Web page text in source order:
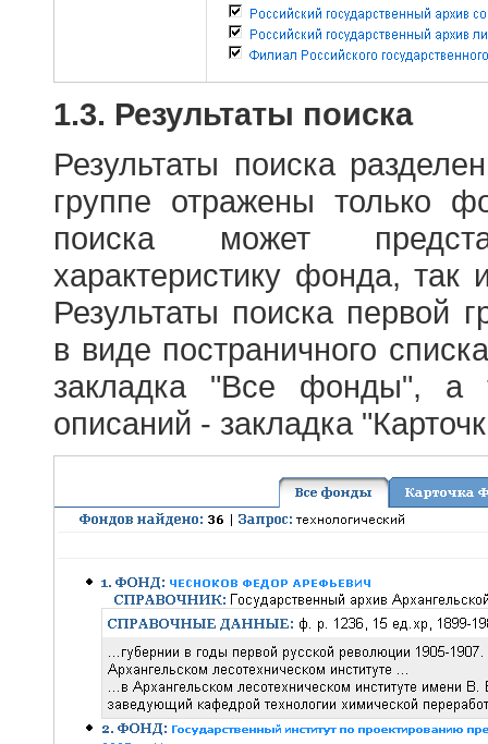
1.3. Результаты поиска
Результаты поиска
группе отражены только
поиска может
характеристику фонда,
Результаты поиска первой
в виде постраничного
закладка "Все фонды", а
описаний - закладка